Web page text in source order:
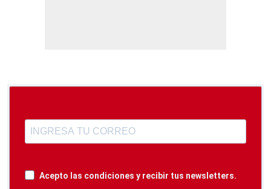
Acepto las condiciones y recibir tus newsletters.